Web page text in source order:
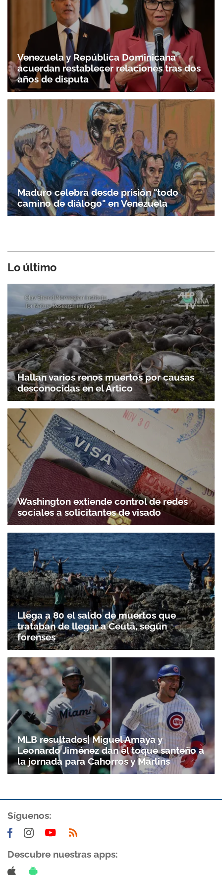
Venezuela y República Dominicana
acuerdan restablecer relaciones tras dos
años de disputa
Maduro celebra desde prisión "todo
camino de diálogo" en Venezuela
Lo último
Hallan varios renos muertos por causas
desconocidas en el Ártico
Washington extiende control de redes
sociales a solicitantes de visado
Llega a 80 el saldo de muertos que
trataban de llegar a Ceuta, según
forenses
MLB resultados| Miguel Amaya y
Leonardo Jiménez dan el toque santeño a
la jornada para Cahorros y Marlins
Síguenos:
Descubre nuestras apps: